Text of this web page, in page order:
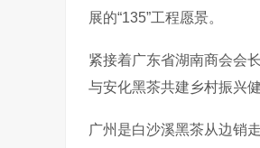
展的“135”工程愿景。
紧接着广东省湖南商会会
与安化黑茶共建乡村振兴
广州是白沙溪黑茶从边销